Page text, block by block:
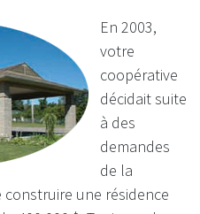
En 2003,
votre
coopérative
décidait suite
à des
demandes
de la
une résidence